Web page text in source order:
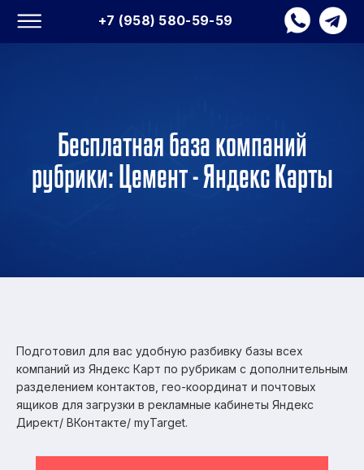
+7 (958) 580-59-59
Бесплатная база компаний
рубрики: Цемент - Яндекс Карты
Подготовил для вас удобную разбивку базы всех
компаний из Яндекс Карт по рубрикам с дополнительным
разделением контактов, гео-координат и почтовых
ящиков для загрузки в рекламные кабинеты Яндекс
Директ/ ВКонтакте/ myTarget.